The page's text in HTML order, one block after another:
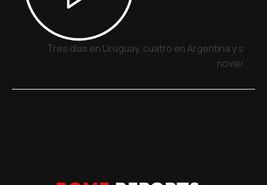
Tres días en Uruguay, cuatro en Argentina y siete
noviembre